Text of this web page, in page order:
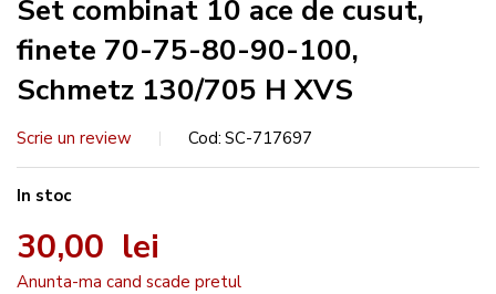
Set combinat 10 ace de cusut,
finete 70-75-80-90-100,
Schmetz 130/705 H XVS
Scrie un review Cod SC-717697
In stoc
30,00 lei
Anunta-ma cand scade pretul